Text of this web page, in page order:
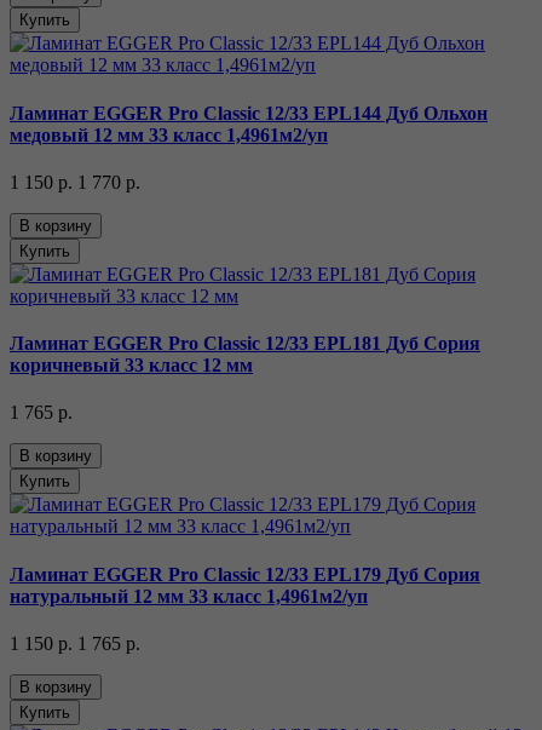
Купить
Ламинат EGGER Pro Classic 12/33 EPL144 Дуб Ольхон
медовый 12 мм 33 класс 1,4961м2/уп
1 150 р. 1 770 р.
В корзину
Купить
Ламинат EGGER Pro Classic 12/33 EPL181 Дуб Сория
коричневый 33 класс 12 мм
1 765 р.
В корзину
Купить
Ламинат EGGER Pro Classic 12/33 EPL179 Дуб Сория
натуральный 12 мм 33 класс 1,4961м2/уп
1 150 р. 1 765 р.
В корзину
Купить